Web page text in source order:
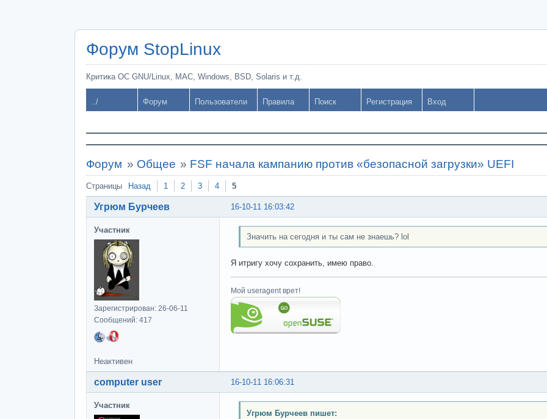
Форум StopLinux
Критика ОС GNU/Linux, MAC, Windows, BSD, Solaris и т.д.
../ Форум Пользователи Правила Поиск Регистрация Вход
Форум » Общее » FSF начала кампанию против «безопасной загрузки» UEFI
Страницы Назад 1 2 3 4 5
16-10-11 16:03:42
Угрюм Бурчеев
Участник
Зарегистрирован: 26-06-11
Сообщений: 417
Значить на сегодня и ты сам не знаешь? lol
Я итригу хочу сохранить, имею право.
Мой useragent врет!
Неактивен
16-10-11 16:06:31
computer user
Участник
Угрюм Бурчеев пишет: